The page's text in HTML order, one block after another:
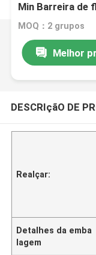
Min Barreira de
MOQ：2 grupos
Melhor
DESCRIçãO DE
Realçar:
Detalhes da emba
lagem